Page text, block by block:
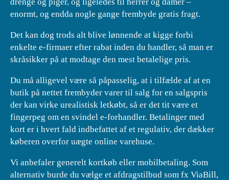
enormt, og endda nogle gange frembyde gratis fragt.
Det kan dog trods alt blive lønnende at kigge forbi
enkelte e-firmaer efter rabat inden du handler, så man er
skråsikker på at modtage den mest betalelige pris.
Du må alligevel være så påpasselig, at i tilfælde af at en
butik på nettet frembyder varer til salg for en salgspris
der kan virke urealistisk letkøbt, så er det tit være et
fingerpeg om en svindel e-forhandler. Betalinger med
kort er i hvert fald indbefattet af et regulativ, der dækker
køberen overfor uægte online varehuse.
Vi anbefaler generelt kortkøb eller mobilbetaling. Som
alternativ burde du vælge et afdragstilbud som fx ViaBill,